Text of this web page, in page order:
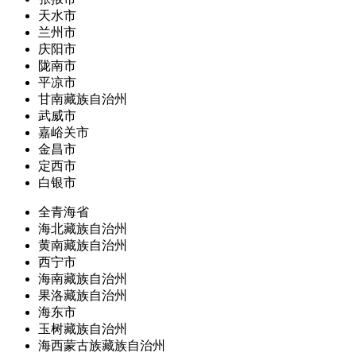
天水市
兰州市
庆阳市
陇南市
平凉市
甘南藏族自治州
武威市
嘉峪关市
金昌市
定西市
白银市
全青海省
海北藏族自治州
黄南藏族自治州
西宁市
海南藏族自治州
果洛藏族自治州
海东市
玉树藏族自治州
海西蒙古族藏族自治州